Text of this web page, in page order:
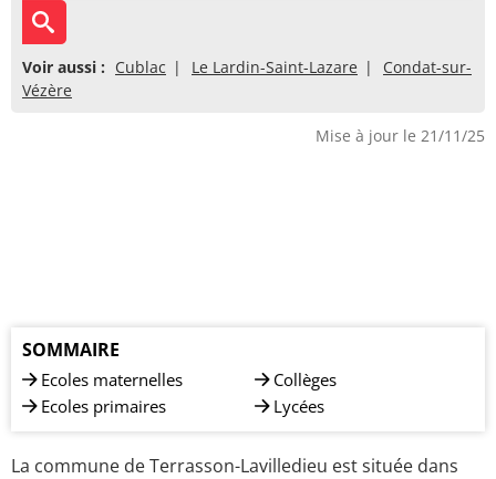
Voir aussi : Cublac Le Lardin-Saint-Lazare
Condat-sur-
Vézère
Mise à jour le 21/11/25
SOMMAIRE
Ecoles maternelles
Ecoles primaires
Collèges
Lycées
La commune de Terrasson-Lavilledieu est située dans